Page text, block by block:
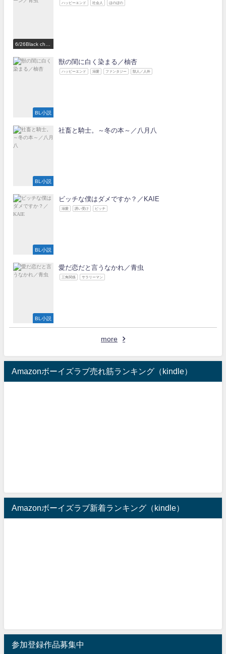
6/26Black choc
加作家
ハッピーエンド 社会人 ほのぼの
BL小説
獣の閨に白く染まる／柚杏
ハッピーエンド 溺愛 ファンタジー 獣人／人外
BL小説
社畜と騎士。～冬の本～／八月八
BL小説
ビッチな僕はダメですか？／KAIE
溺愛 誘い受け ビッチ
BL小説
愛だ恋だと言うなかれ／青虫
三角関係 サラリーマン
more
Amazonボーイズラブ売れ筋ランキング（kindle）
Amazonボーイズラブ新着ランキング（kindle）
参加登録作品募集中